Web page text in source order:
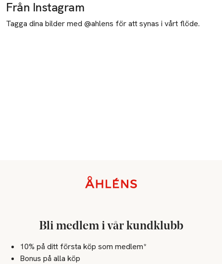
Från Instagram
Tagga dina bilder med @ahlens för att synas i vårt flöde.
Bli medlem i vår kundklubb
10% på ditt första köp som medlem*
Bonus på alla köp